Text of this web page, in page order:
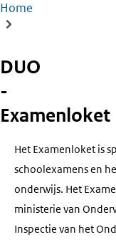
Kruimelpad
Home
DUO
-
Examenloket
Het Examenloket is
schoolexamens en
onderwijs. Het
ministerie van
Inspectie van het